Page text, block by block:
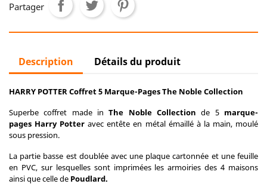
Partager
Description Détails du produit
HARRY POTTER Coffret 5 Marque-Pages The Noble Collection
Superbe coffret made inThe Noble Collection de 5 marque-
pages Harry Potter avec entête en métal émaillé à la main, moulé
sous pression.
La partie basse est doublée avec une plaque cartonnée et une feuille
en PVC, sur lesquelles sont imprimées les armoiries des 4 maisons
ainsi que celle de Poudlard.